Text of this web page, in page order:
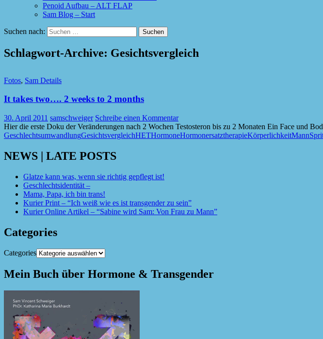
Penoid Aufbau – ALT FLAP
Sam Blog – Start
Suchen nach:
Schlagwort-Archive: Gesichtsvergleich
Fotos, Sam Details
It takes two…. 2 weeks to 2 months
30. April 2011 samschweiger Schreibe einen Kommentar
Hier die erste Doku der Veränderungen nach 2 Wochen Testosteron bis zu 2 Monaten Ein Face und
GeschlechtsumwandlungGesichtsvergleichHETHormoneHormonersatztherapieKörperlichkeitMann
NEWS | LATE POSTS
Glatze kann was, wenn sie richtig gepflegt ist!
Geschlechtsidentität –
Mama, Papa, ich bin trans!
Kurier Print – “Ich weiß wie es ist transgender zu sein”
Kurier Online Artikel – “Sabine wird Sam: Von Frau zu Mann”
Categories
Categories
Mein Buch über Hormone & Transgender